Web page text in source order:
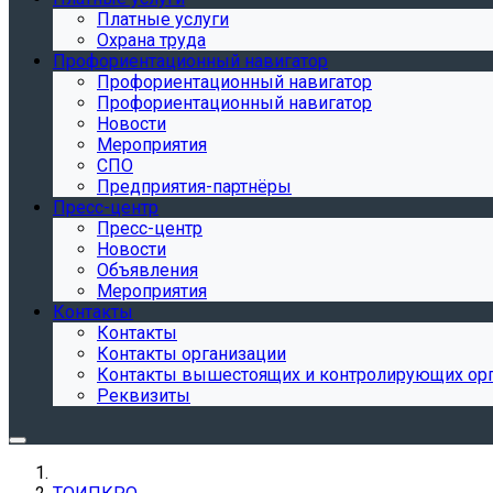
Платные услуги
Охрана труда
Профориентационный навигатор
Профориентационный навигатор
Профориентационный навигатор
Новости
Мероприятия
СПО
Предприятия-партнёры
Пресс-центр
Пресс-центр
Новости
Объявления
Мероприятия
Контакты
Контакты
Контакты организации
Контакты вышестоящих и контролирующих
Реквизиты